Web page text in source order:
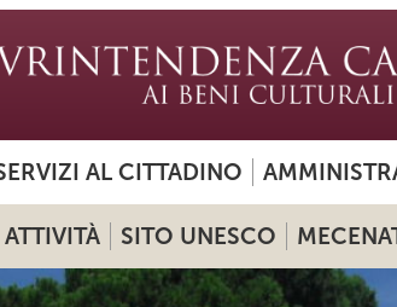
AL CITTADINO
ATTIVITÀ SITO UNESCO